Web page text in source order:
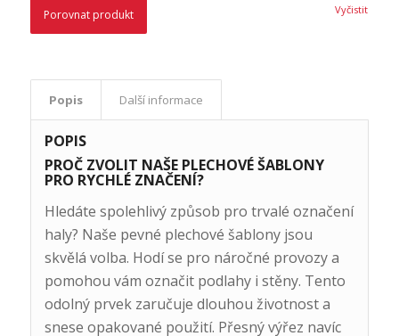
Vyčistit
Porovnat produkt
Popis Další informace
POPIS
PROČ ZVOLIT NAŠE PLECHOVÉ ŠABLONY
PRO RYCHLÉ ZNAČENÍ?
Hledáte spolehlivý způsob pro trvalé označení
haly? Naše pevné plechové šablony jsou
skvělá volba. Hodí se pro náročné provozy a
pomohou vám označit podlahy i stěny. Tento
odolný prvek zaručuje dlouhou životnost a
snese opakované použití. Přesný výřez navíc